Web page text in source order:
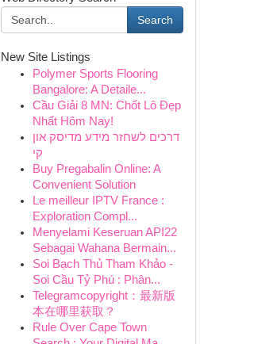
Search
New Site Listings
Polymer Sports Flooring
Bangalore: A Detaile...
Cầu Giải 8 MN: Chốt Lô Đẹp
Nhất Hôm Nay!
דרכים לשחזר מידע מדיסק און
קי
Buy Pregabalin Online: A
Convenient Solution
Le meilleur IPTV France :
Exploration Compl...
Menyelami Keseruan API22
Sebagai Wahana Bermain...
Soi Bạch Thủ Tham Khảo -
Soi Cầu Tỷ Phú : Phân...
Telegramcopyright：最新版
本在哪里获取？
Rule Over Cape Town